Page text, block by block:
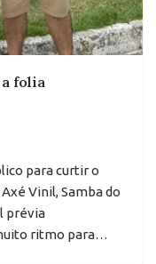
folia
para curtir o
Vinil, Samba do
prévia
ritmo para…